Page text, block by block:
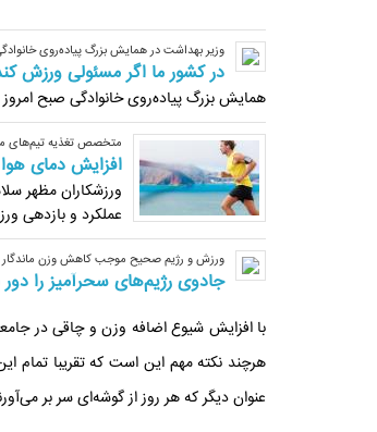
وزیر بهداشت در همایش بزرگ پیاده‌روی
در کشور ما اگر مسئولی ورزش
همایش بزرگ پیاده‌روی خانوادگی صبح
متخصص تغذیه تیم‌های
افزایش دمای
ورزشکاران مظهر
عملکرد و بازدهی
ورزش و رژیم صحیح موجب کاهش وزن
جادوی رژیم‌های سحرآمیز را دور
با افزایش شیوع اضافه وزن و چاقی در
هرچند نکته مهم این است که تقریبا تمام
عنوان دیگر که هر روز از گوشه‌ای سر بر